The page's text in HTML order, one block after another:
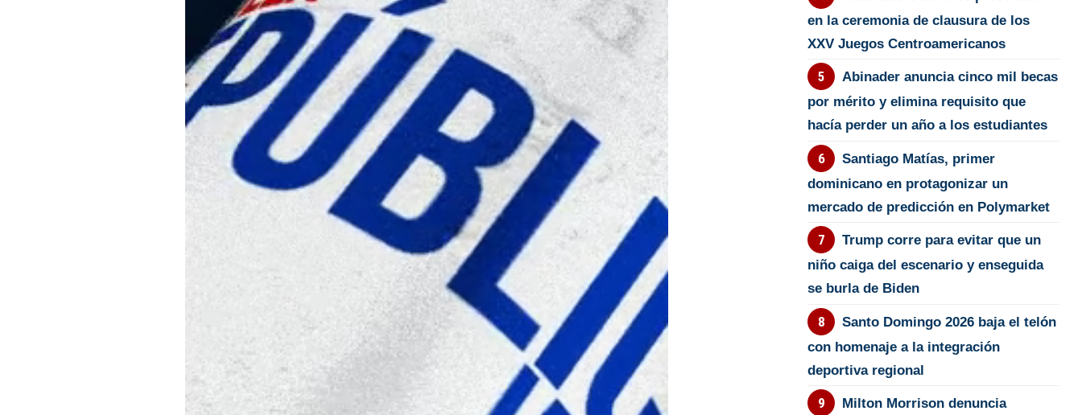
en la ceremonia de clausura de los
XXV Juegos Centroamericanos
Abinader anuncia cinco mil becas
por mérito y elimina requisito que
hacía perder un año a los estudiantes
Santiago Matías, primer
dominicano en protagonizar un
mercado de predicción en Polymarket
Trump corre para evitar que un
niño caiga del escenario y enseguida
se burla de Biden
Santo Domingo 2026 baja el telón
con homenaje a la integración
deportiva regional
Milton Morrison denuncia